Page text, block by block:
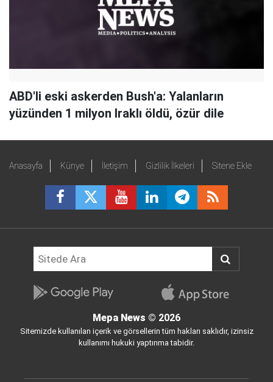
ABD'li eski askerden Bush'a: Yalanların
yüzünden 1 milyon Iraklı öldü, özür dile
Anasayfa Künye İletişim Gizlilik İlkeleri Sitene Ekle
Mepa News © 2026
Sitemizde kullanılan içerik ve görsellerin tüm hakları saklıdır, izinsiz
kullanımı hukuki yaptırıma tabidir.